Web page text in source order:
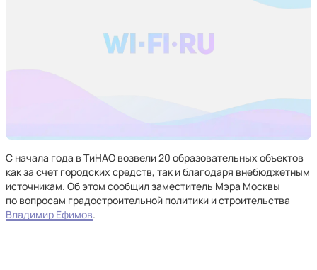
С начала года в ТиНАО возвели 20 образовательных объектов
как за счет городских средств, так и благодаря внебюджетным
источникам. Об этом сообщил заместитель Мэра Москвы
по вопросам градостроительной политики и строительства
Владимир Ефимов.